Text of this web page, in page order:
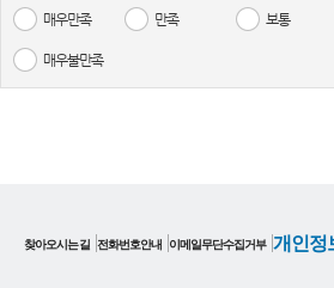
매우만족 만족 보통
매우불만족
찾아오시는 길 전화번호안내 이메일무단수집거부 개인정